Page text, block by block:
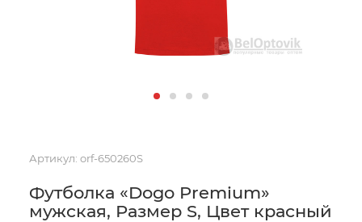
Артикул: orf-650260S
Футболка «Dogo Premium»
мужская, Размер S, Цвет красный